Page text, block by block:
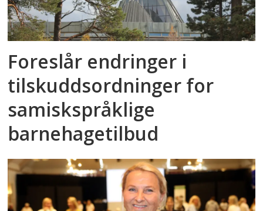
Foreslår endringer i
tilskuddsordninger for
samiskspråklige
barnehagetilbud